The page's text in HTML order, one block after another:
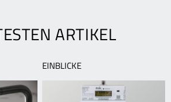
ARTIKEL
EINBLICKE